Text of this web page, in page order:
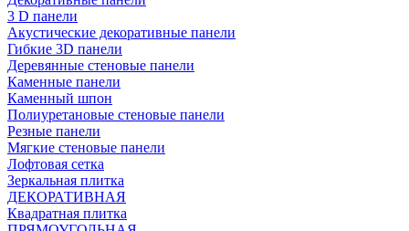
3 D панели
Акустические декоративные панели
Гибкие 3D панели
Деревянные стеновые панели
Каменные панели
Каменный шпон
Полиуретановые стеновые панели
Резные панели
Мягкие стеновые панели
Лофтовая сетка
Зеркальная плитка
ДЕКОРАТИВНАЯ
Квадратная плитка